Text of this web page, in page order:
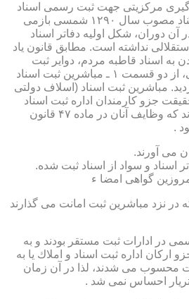
گیری مركزیتی جهت ثبت رسمی اسناد
مراجعان، به قانون ثبت اسناد مصوب سال ۱۲۹۰ شمسی بازمی
آن دوران، شكل اولیه دفاتر اسناد
نداشته است. مطابق قانون یاد
به اسناد قاطبه مردم، دوایر ثبت
اسناد به عنوان نهادی دولتی، از دو قسمت ۱ ـ مباشرین ثبت اسناد
مباشرین ثبت اسناد (اسلاف دولتی
جزو كارمندان اداره ثبت اسناد
واملاك محسوب می گردیدند كه وظایف آنان در ماده ۴۷ قانون
.
می آورند.
اسناد و سواد از اسناد ثبت شده.
گواهی امضا ء
نزد مباشرین ثبت امانت می گذارند
در ادارات ثبت مستقر بودند و به
اركان اداره ثبت اسناد و املاك یا به
محسوب می شدند، لذا در آن زمان
احساس نمی شد .